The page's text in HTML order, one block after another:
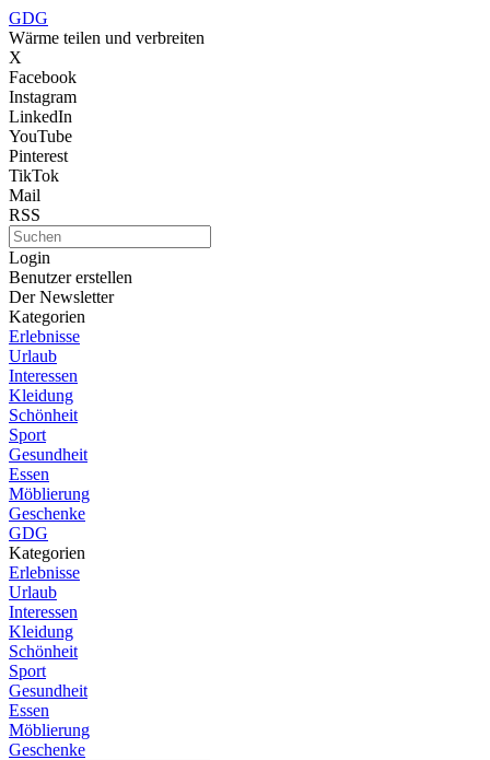
GDG
Wärme teilen und verbreiten
X
Facebook
Instagram
LinkedIn
YouTube
Pinterest
TikTok
Mail
RSS
Login
Benutzer erstellen
Der Newsletter
Kategorien
Erlebnisse
Urlaub
Interessen
Kleidung
Schönheit
Sport
Gesundheit
Essen
Möblierung
Geschenke
GDG
Kategorien
Erlebnisse
Urlaub
Interessen
Kleidung
Schönheit
Sport
Gesundheit
Essen
Möblierung
Geschenke